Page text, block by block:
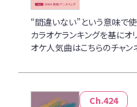
“間違いない”という意味で
カラオケランキングを基にオ
オケ人気曲はこちらのチャン
Ch.424